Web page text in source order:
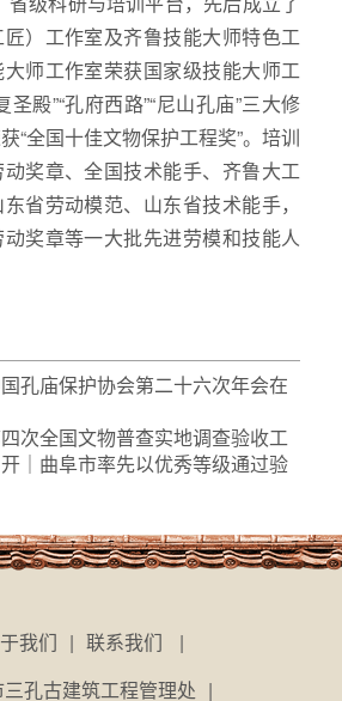
）工作室及齐鲁技能大师特色工
师工作室荣获国家级技能大师工
殿”“孔府西路”“尼山孔庙”三大修
“全国十佳文物保护工程奖”。培训
奖章、全国技术能手、齐鲁大工
省劳动模范、山东省技术能手，
奖章等一大批先进劳模和技能人
国孔庙保护协会第二十六次年会在
次全国文物普查实地调查验收工
｜曲阜市率先以优秀等级通过验
我们 | 联系我们
|
孔古建筑工程管理处 |